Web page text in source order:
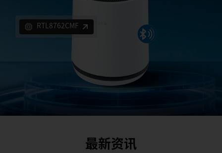
RTL8762CMF
最新资讯